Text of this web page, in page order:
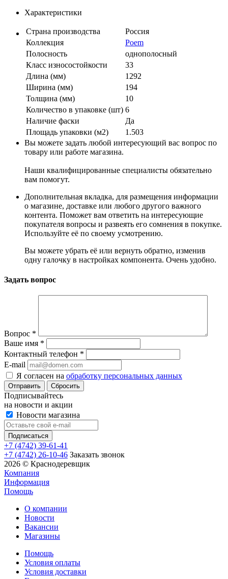
Характеристики
Страна производства
Россия
Коллекция
Poem
Полосность
однополосный
Класс износостойкости
33
Длина (мм)
1292
Ширина (мм)
194
Толщина (мм)
10
Количество в упаковке (шт) 6
Наличие фаски
Да
Площадь упаковки (м2)
1.503
Вы можете задать любой интересующий вас вопрос по
товару или работе магазина.
Наши квалифицированные специалисты обязательно
вам помогут.
Дополнительная вкладка, для размещения информации
о магазине, доставке или любого другого важного
контента. Поможет вам ответить на интересующие
покупателя вопросы и развеять его сомнения в покупке.
Используйте её по своему усмотрению.
Вы можете убрать её или вернуть обратно, изменив
одну галочку в настройках компонента. Очень удобно.
Задать вопрос
Вопрос *
Ваше имя *
Контактный телефон *
E-mail
Я согласен на обработку персональных данных
Сбросить
Подписывайтесь
на новости и акции
Новости магазина
+7 (4742) 39-61-41
+7 (4742) 26-10-46 Заказать звонок
2026 © Краснодеревщик
Компания
Информация
Помощь
О компании
Новости
Вакансии
Магазины
Помощь
Условия оплаты
Условия доставки